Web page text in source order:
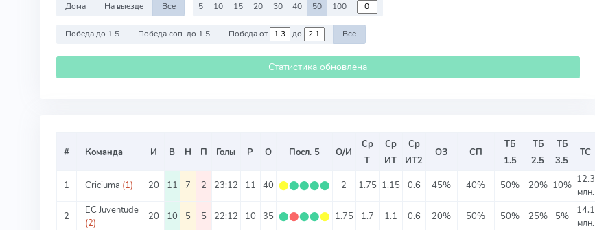
Дома На выезде Все 5 10 15 20 30 40 50 100
Победа до 1.5 Победа соп. до 1.5 Победа от до Все
Статистика обновлена
# Команда И В Н П Голы Р О Посл. 5 О/И
Ср
Т
Ср
ИТ
Ср
ИТ2
ОЗ СП
ТБ
1.5
ТБ
2.5
ТБ
3.5
ТС
1 Criciuma (1) 20 11 7 2 23:12 11 40 ⬤⬤⬤⬤⬤ 2 1.75 1.15 0.6 45% 40% 50% 20% 10% 12.3
млн.
2
EC Juventude
(2)
20 10 5 5 22:12 10 35 ⬤⬤⬤⬤⬤ 1.75 1.7 1.1 0.6 20% 50% 50% 25% 5%
14.1
млн.